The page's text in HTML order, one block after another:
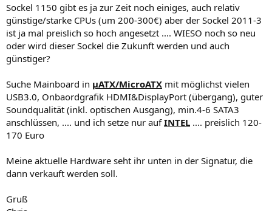
Sockel 1150 gibt es ja zur Zeit noch einiges, auch relativ
günstige/starke CPUs (um 200-300€) aber der Sockel 2011-3
ist ja mal preislich so hoch angesetzt .... WIESO noch so neu
oder wird dieser Sockel die Zukunft werden und auch
günstiger?
Suche Mainboard in µATX/MicroATX mit möglichst vielen
USB3.0, Onbaordgrafik HDMI&DisplayPort (übergang), guter
Soundqualität (inkl. optischen Ausgang), min.4-6 SATA3
anschlüssen, .... und ich setze nur aufINTEL .... preislich 120-
170 Euro
Meine aktuelle Hardware seht ihr unten in der Signatur, die
dann verkauft werden soll.
Gruß